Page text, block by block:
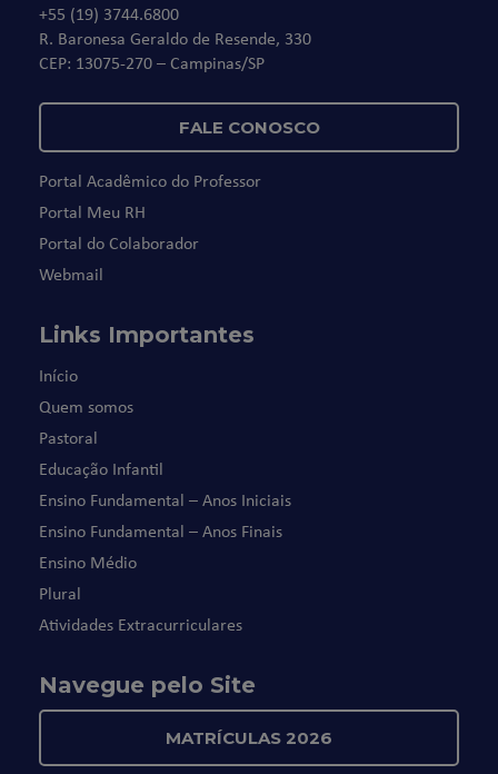
+55 (19) 3744.6800
R. Baronesa Geraldo de Resende, 330
CEP: 13075-270 – Campinas/SP
FALE CONOSCO
Portal Acadêmico do Professor
Portal Meu RH
Portal do Colaborador
Webmail
Links Importantes
Início
Quem somos
Pastoral
Educação Infantil
Ensino Fundamental – Anos Iniciais
Ensino Fundamental – Anos Finais
Ensino Médio
Plural
Atividades Extracurriculares
Navegue pelo Site
MATRÍCULAS 2026